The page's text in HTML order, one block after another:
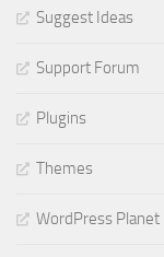
Suggest Ideas
Support Forum
Plugins
Themes
WordPress Planet